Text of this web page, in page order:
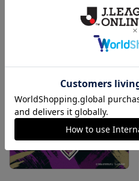
ちいかわ×Jリーグ クリアファイ